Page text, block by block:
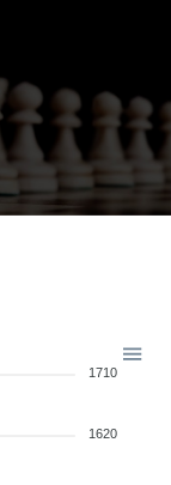
1710
1620